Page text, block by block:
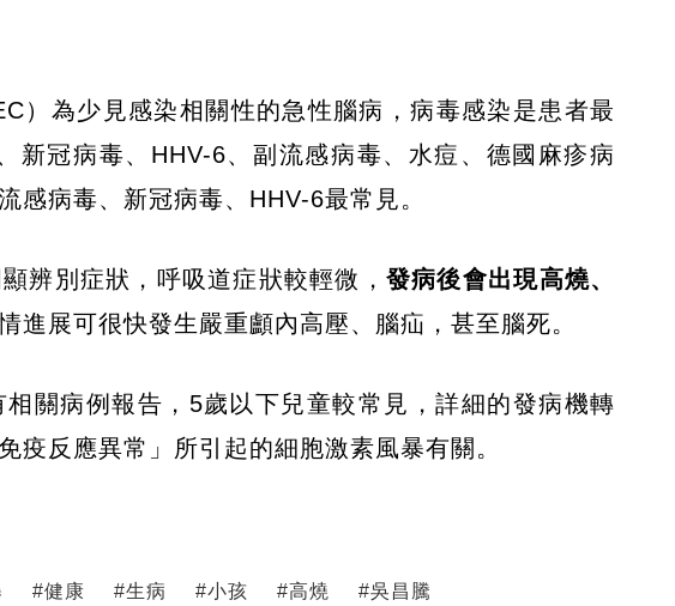
）為少見感染相關性的急性腦病，病毒感染是患者最
新冠病毒、HHV-6、副流感病毒、水痘、德國麻疹病
感病毒、新冠病毒、HHV-6最常見。
辨別症狀，呼吸道症狀較輕微， 發病後會出現高燒、
進展可很快發生嚴重顱內高壓、腦疝，甚至腦死。
關病例報告，5歲以下兒童較常見，詳細的發病機轉
疫反應異常」所引起的細胞激素風暴有關。
#健康 #生病 #小孩 #高燒 #吳昌騰